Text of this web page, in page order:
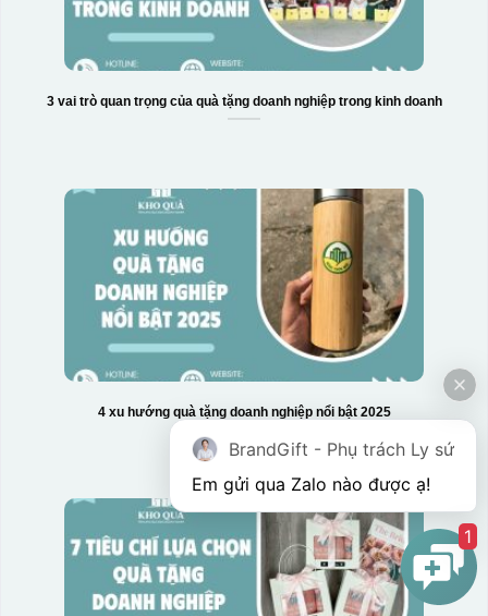
3 vai trò quan trọng của quà tặng doanh nghiệp trong kinh doanh
4 xu hướng quà tặng doanh nghiệp nổi bật 2025
BrandGift - Phụ trách Ly sứ
Em gửi qua Zalo nào được ạ!
1